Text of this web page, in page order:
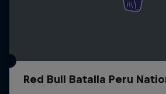
Red Bull Batalla Peru